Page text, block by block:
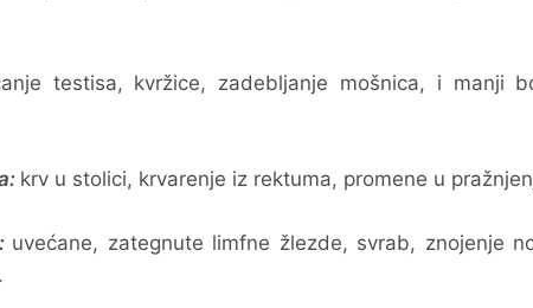
testisa, kvržice, zadebljanje mošnica, i manji
krv u stolici, krvarenje iz rektuma, promene u
uvećane, zategnute limfne žlezde, svrab, znojenje